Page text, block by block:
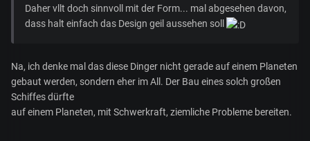
Daher vllt doch sinnvoll mit der Form... mal abgesehen davon,
dass halt einfach das Design geil aussehen soll
Na, ich denke mal das diese Dinger nicht gerade auf einem Planeten
gebaut werden, sondern eher im All. Der Bau eines solch großen
Schiffes dürfte
auf einem Planeten, mit Schwerkraft, ziemliche Probleme bereiten.